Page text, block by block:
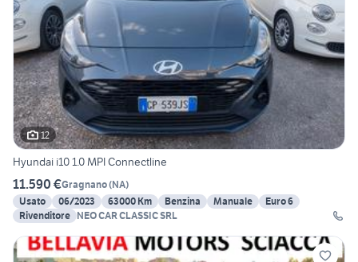
12
Hyundai i10 1.0 MPI Connectline
11.590 €Gragnano(NA)
Usato
06/2023 63000 Km Benzina Manuale
Euro 6
Rivenditore NEO CAR CLASSIC SRL